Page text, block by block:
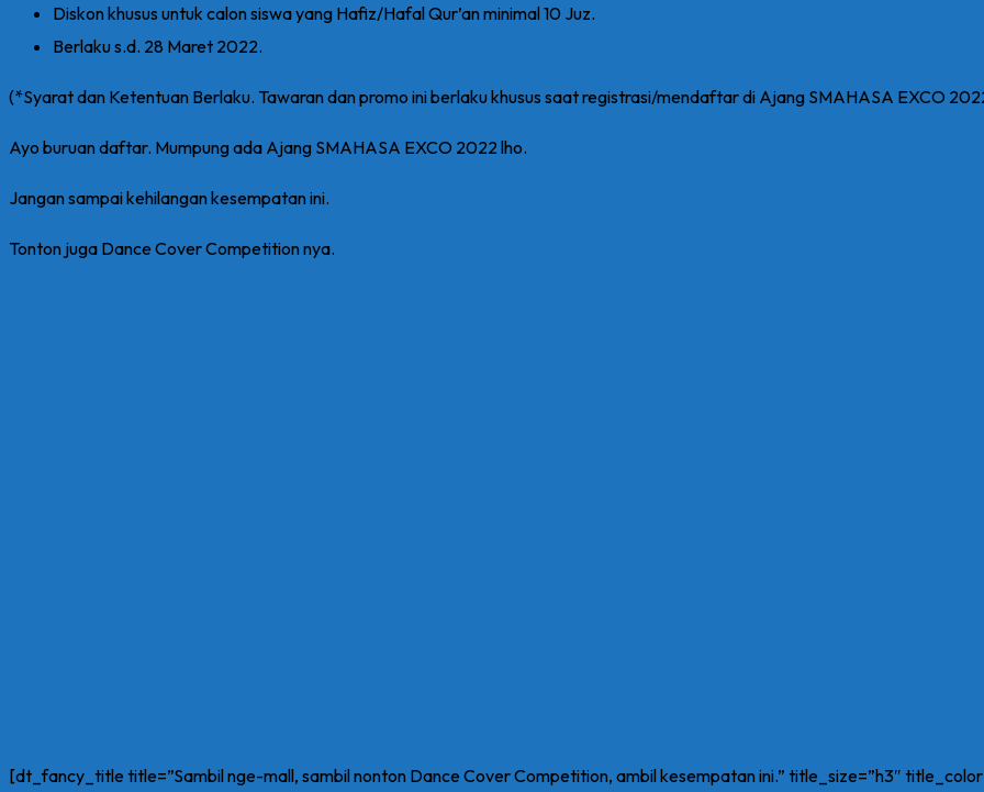
Diskon khusus untuk calon siswa yang Hafiz/Hafal Qur’an minimal 10 Juz.
Berlaku s.d. 28 Maret 2022.
(*Syarat dan Ketentuan Berlaku. Tawaran dan promo ini berlaku khusus saat registrasi/mendaftar di Ajang SMAHASA EXCO
Ayo buruan daftar. Mumpung ada Ajang SMAHASA EXCO 2022 lho.
Jangan sampai kehilangan kesempatan ini.
Tonton juga Dance Cover Competition nya.
[dt_fancy_title title=”Sambil nge-mall, sambil nonton Dance Cover Competition, ambil kesempatan ini.” title_size=”h3″